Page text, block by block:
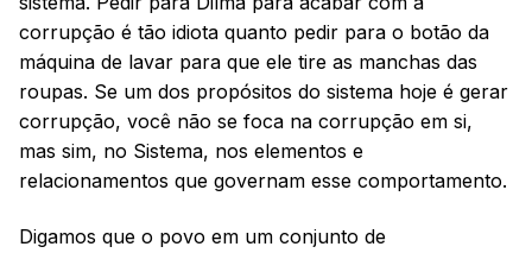
corrupção é tão idiota quanto pedir para o botão da
máquina de lavar para que ele tire as manchas das
roupas. Se um dos propósitos do sistema hoje é gerar
corrupção, você não se foca na corrupção em si,
mas sim, no Sistema, nos elementos e
relacionamentos que governam esse comportamento.
Digamos que o povo em um conjunto de